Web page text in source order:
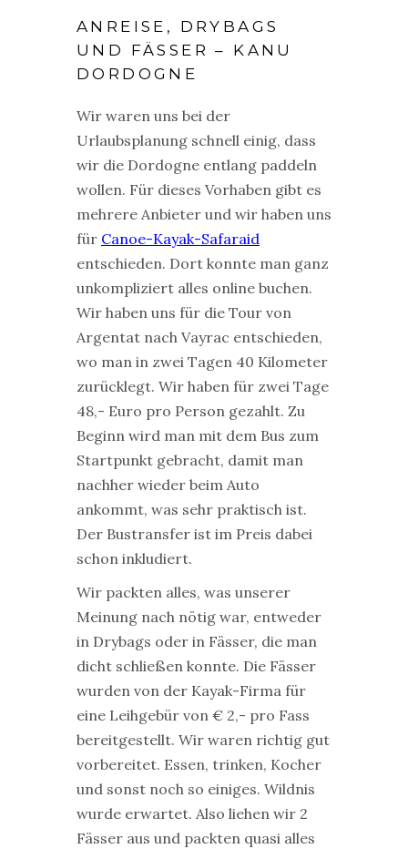
ANREISE, DRYBAGS
UND FÄSSER – KANU
DORDOGNE
Wir waren uns bei der
Urlaubsplanung schnell einig, dass
wir die Dordogne entlang paddeln
wollen. Für dieses Vorhaben gibt es
mehrere Anbieter und wir haben uns
für Canoe-Kayak-Safaraid
entschieden. Dort konnte man ganz
unkompliziert alles online buchen.
Wir haben uns für die Tour von
Argentat nach Vayrac entschieden,
wo man in zwei Tagen 40 Kilometer
zurücklegt. Wir haben für zwei Tage
48,- Euro pro Person gezahlt. Zu
Beginn wird man mit dem Bus zum
Startpunkt gebracht, damit man
nachher wieder beim Auto
ankommt, was sehr praktisch ist.
Der Bustransfer ist im Preis dabei
schon inkludiert.
Wir packten alles, was unserer
Meinung nach nötig war, entweder
in Drybags oder in Fässer, die man
dicht schließen konnte. Die Fässer
wurden von der Kayak-Firma für
eine Leihgebür von € 2,- pro Fass
bereitgestellt. Wir waren richtig gut
vorbereitet. Essen, trinken, Kocher
und sonst noch so einiges. Wildnis
wurde erwartet. Also liehen wir 2
Fässer aus und packten quasi alles